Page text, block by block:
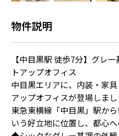
物件説明
【中目黒駅 徒歩7分】グレ
トアップオフィス
中目黒エリアに、内装・家
アップオフィスが登場しまし
東急東横線「中目黒」駅か
いう好立地に位置し、都心へ